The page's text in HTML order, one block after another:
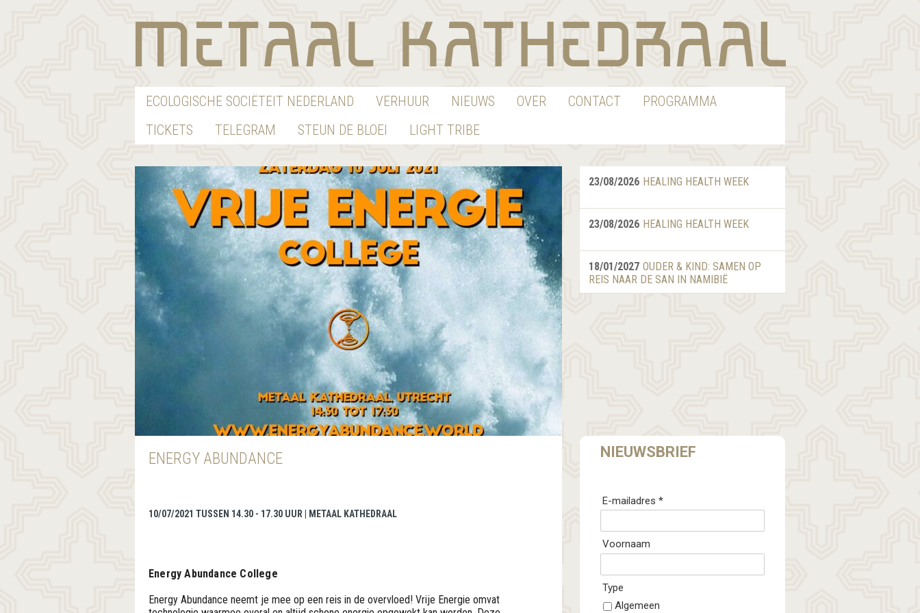
ECOLOGISCHE SOCIËTEIT NEDERLAND VERHUUR NIEUWS OVER CONTACT
PROGRAMMA
TICKETS
TELEGRAM STEUN DE BLOEI LIGHT TRIBE
ENERGY ABUNDANCE
10/07/2021 TUSSEN 14.30 - 17.30 UUR | METAAL KATHEDRAAL
Energy Abundance College
Energy Abundance neemt je mee op een reis in de overvloed! Vrije Energie omvat
23/08/2026 HEALING HEALTH WEEK
23/08/2026 HEALING HEALTH WEEK
18/01/2027 OUDER & KIND: SAMEN OP
REIS NAAR DE SAN IN NAMIBIË
NIEUWSBRIEF
E-mailadres *
Voornaam
Type
Algemeen